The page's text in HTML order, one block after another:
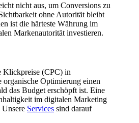
nicht aus, um Conversions zu
ohne Autorität bleibt
ist die härteste Währung im
Markenautorität investieren.
Klickpreise (CPC) in
Optimierung einen
das Budget erschöpft ist. Eine
im digitalen Marketing
Unsere Services sind darauf